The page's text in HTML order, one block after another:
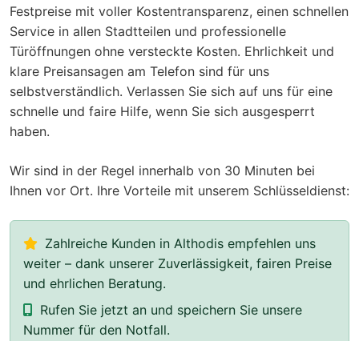
Festpreise mit voller Kostentransparenz, einen schnellen
Service in allen Stadtteilen und professionelle
Türöffnungen ohne versteckte Kosten. Ehrlichkeit und
klare Preisansagen am Telefon sind für uns
selbstverständlich. Verlassen Sie sich auf uns für eine
schnelle und faire Hilfe, wenn Sie sich ausgesperrt
haben.
Wir sind in der Regel innerhalb von 30 Minuten bei
Ihnen vor Ort. Ihre Vorteile mit unserem Schlüsseldienst:
Zahlreiche Kunden in Althodis empfehlen uns
weiter – dank unserer Zuverlässigkeit, fairen Preise
und ehrlichen Beratung.
Rufen Sie jetzt an und speichern Sie unsere
Nummer für den Notfall.